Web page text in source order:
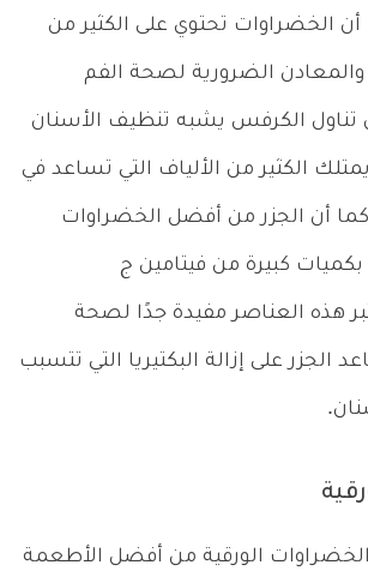
أن الخضراوات تحتوي على الكثير من
والمعادن الضرورية لصحة الفم
تناول الكرفس يشبه تنظيف الأسنان
الكثير من الألياف التي تساعد في
أن الجزر من أفضل الخضراوات
بكميات كبيرة من فيتامين ج
هذه العناصر مفيدة جدًا لصحة
الجزر على إزالة البكتيريا التي تتسبب
الورقية من أفضل الأطعمة